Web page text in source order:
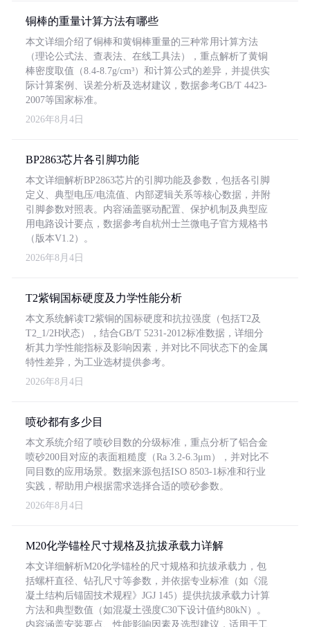
铜棒的重量计算方法有哪些
本文详细介绍了铜棒和黄铜棒重量的三种常用计算方法
（理论公式法、查表法、在线工具法），重点解析了黄铜
棒密度取值（8.4-8.7g/cm³）和计算公式的差异，并提供实
际计算案例、误差分析及选材建议，数据参考GB/T 4423-
2007等国家标准。
2026年8月4日
BP2863芯片各引脚功能
本文详细解析BP2863芯片的引脚功能及参数，包括各引脚
定义、典型电压/电流值、内部逻辑关系等核心数据，并附
引脚参数对照表。内容涵盖驱动配置、保护机制及典型应
用电路设计要点，数据参考自杭州士兰微电子官方规格书
（版本V1.2）。
2026年8月4日
T2紫铜国标硬度及力学性能分析
本文系统解读T2紫铜的国标硬度和抗拉强度（包括T2及
T2_1/2H状态），结合GB/T 5231-2012标准数据，详细分
析其力学性能指标及影响因素，并对比不同状态下的金属
特性差异，为工业选材提供参考。
2026年8月4日
喷砂都有多少目
本文系统介绍了喷砂目数的分级标准，重点分析了铝合金
喷砂200目对应的表面粗糙度（Ra 3.2-6.3μm），并对比不
同目数的应用场景。数据来源包括ISO 8503-1标准和行业
实践，帮助用户根据需求选择合适的喷砂参数。
2026年8月4日
M20化学锚栓尺寸规格及抗拔承载力详解
本文详细解析M20化学锚栓的尺寸规格和抗拔承载力，包
括螺杆直径、钻孔尺寸等参数，并依据专业标准（如《混
凝土结构后锚固技术规程》JGJ 145）提供抗拔承载力计算
方法和典型数值（如混凝土强度C30下设计值约80kN）。
内容涵盖安装要点、性能影响因素及选型建议，适用于工